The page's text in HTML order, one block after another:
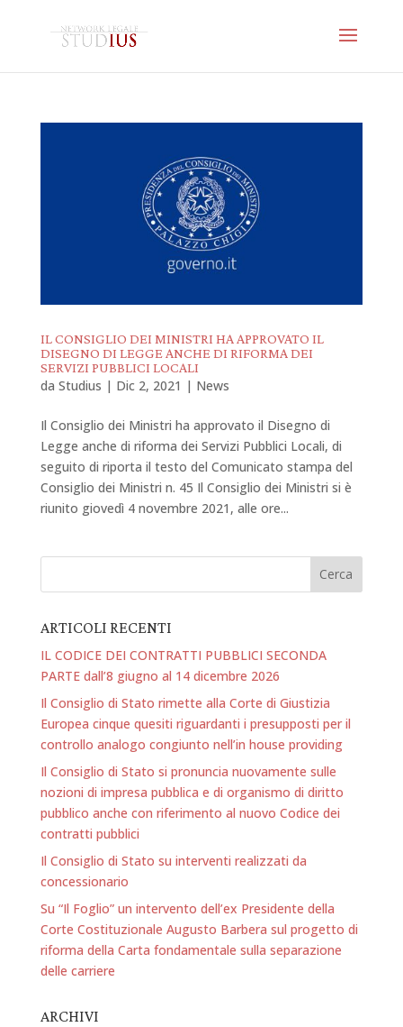
IL CONSIGLIO DEI MINISTRI HA APPROVATO IL
DISEGNO DI LEGGE ANCHE DI RIFORMA DEI
SERVIZI PUBBLICI LOCALI
da Studius | Dic 2, 2021 | News
Il Consiglio dei Ministri ha approvato il Disegno di
Legge anche di riforma dei Servizi Pubblici Locali, di
seguito di riporta il testo del Comunicato stampa del
Consiglio dei Ministri n. 45 Il Consiglio dei Ministri si è
riunito giovedì 4 novembre 2021, alle ore...
ARTICOLI RECENTI
IL CODICE DEI CONTRATTI PUBBLICI SECONDA
PARTE dall’8 giugno al 14 dicembre 2026
Il Consiglio di Stato rimette alla Corte di Giustizia
Europea cinque quesiti riguardanti i presupposti per il
controllo analogo congiunto nell’in house providing
Il Consiglio di Stato si pronuncia nuovamente sulle
nozioni di impresa pubblica e di organismo di diritto
pubblico anche con riferimento al nuovo Codice dei
contratti pubblici
Il Consiglio di Stato su interventi realizzati da
concessionario
Su “Il Foglio” un intervento dell’ex Presidente della
Corte Costituzionale Augusto Barbera sul progetto di
riforma della Carta fondamentale sulla separazione
delle carriere
ARCHIVI